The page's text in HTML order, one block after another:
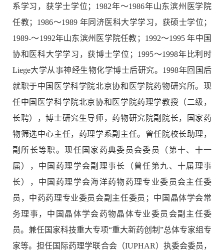
系学习，获学士学位；1982年～1986年山东滨州医学院
任教；1986～1989 年同济医科大学学习，获硕士学位；
1989-～1992年山东滨州医学院任教；1992～1995 年中国
协和医科大学学习，获博士学位；1995～1998年比利时
Liege大学从事神经生物化学博士后研究。1998年回国后
就职于中国医学科学院北京协和医学院药物研究所。现
任中国医学科学院北京协和医学院药理学教授（二级，
长聘），博士研究生导师，药物研究院副院长，国家药
物筛选中心主任，药理学系副主任。曾任院校长助理，
副所长等职。现任国家药典委员会委员（第十、十一
届），中国药理学会副理事长（曾任第九、十届理事
长），中国药理学会海洋药物药理专业委员会主任委
员，中药药理专业委员会副主任委员；中国晶体学会常
务理事，中国晶体学会药物晶体专业委员会副主任委
员。兼任国家科技重大专项“重大新药创制”总体专家组专
家等。担任国际药理学联合会（IUPHAR）执委会委员，